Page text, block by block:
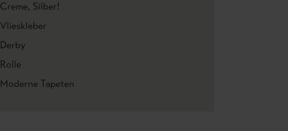
Creme, Silber!
Vlieskleber
Derby
Rolle
Moderne Tapeten